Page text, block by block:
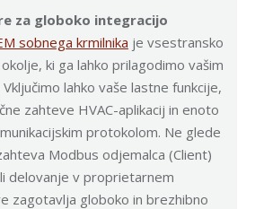
za globoko integracijo
sobnega krmilnika je vsestransko
ki ga lahko prilagodimo vašim
lahko vaše lastne funkcije,
zahteve HVAC-aplikacij in enoto
protokolom. Ne glede
Modbus odjemalca (Client)
delovanje v proprietarnem
zagotavlja globoko in brezhibno